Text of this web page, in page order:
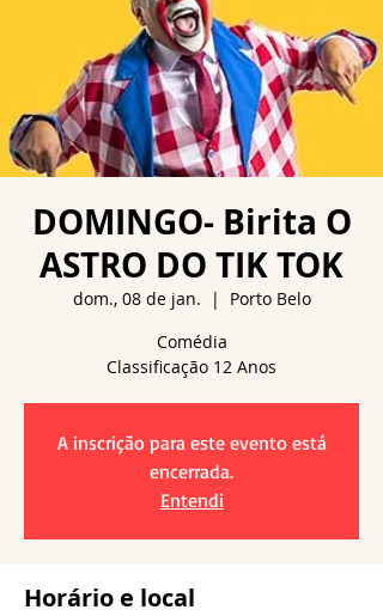
DOMINGO- Birita O
ASTRO DO TIK TOK
dom., 08 de jan.
  |
Porto Belo
Comédia
A inscrição para este evento está
encerrada.
Entendi
Horário e local